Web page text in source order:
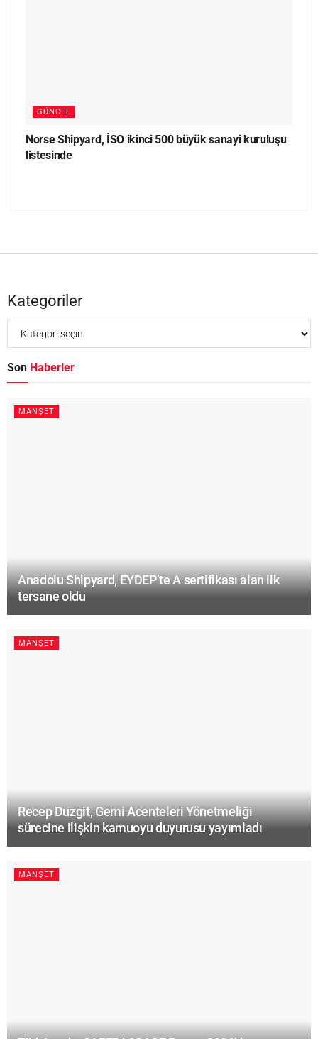
GÜNCEL
Norse Shipyard, İSO ikinci 500 büyük sanayi kuruluşu
listesinde
Kategoriler
Son Haberler
MANŞET
Anadolu Shipyard, EYDEP’te A sertifikası alan ilk
tersane oldu
MANŞET
Recep Düzgit, Gemi Acenteleri Yönetmeliği
sürecine ilişkin kamuoyu duyurusu yayımladı
MANŞET